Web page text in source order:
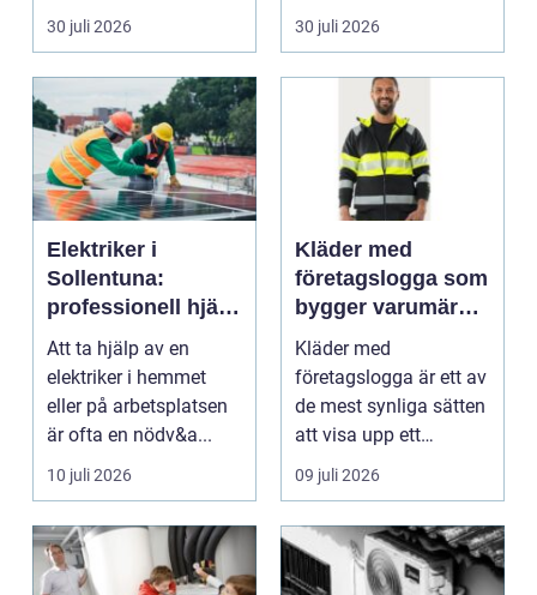
riskutbild...
30 juli 2026
veterinärmedicin. När
blod...
30 juli 2026
Elektriker i
Sollentuna:
professionell hjälp
när du behöver det
Att ta hjälp av en
elektriker i hemmet
eller på arbetsplatsen
är ofta en nödv&a...
10 juli 2026
Kläder med
företagslogga som
bygger varumärke
i vardagen
Kläder med
företagslogga är ett av
de mest synliga sätten
att visa upp ett
varum...
09 juli 2026